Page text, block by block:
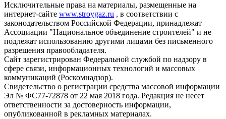
Исключительные права на материалы, размещенные на
интернет-сайте www.stroygaz.ru , в соответствии с
законодательством Российской Федерации, принадлежат
Ассоциации "Национальное объединение строителей" и не
подлежат использованию другими лицами без письменного
разрешения правообладателя.
Сайт зарегистрирован Федеральной службой по надзору в
сфере связи, информационных технологий и массовых
коммуникаций (Роскомнадзор).
Свидетельство о регистрации средства массовой информации
Эл № ФС77-72878 от 22 мая 2018 года. Редакция не несет
ответственности за достоверность информации,
опубликованной в рекламных материалах.